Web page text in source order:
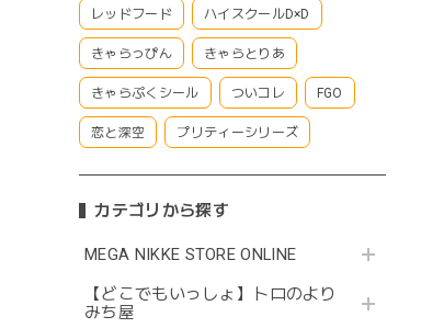
レッドフード ハイスクールD×D
きゃらっぴん きゃらとりあ
きゃらぷくシール ついコレ FGO
恋と深空 プリティーシリーズ
カテゴリから探す
MEGA NIKKE STORE ONLINE
【どこでもいっしょ】トロのより
みち屋